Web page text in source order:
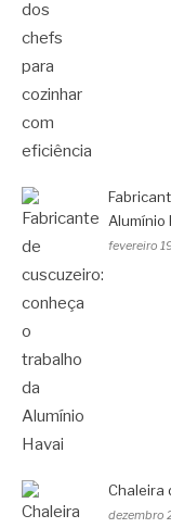
Alumínio
fevereiro
Chaleira
dezembro